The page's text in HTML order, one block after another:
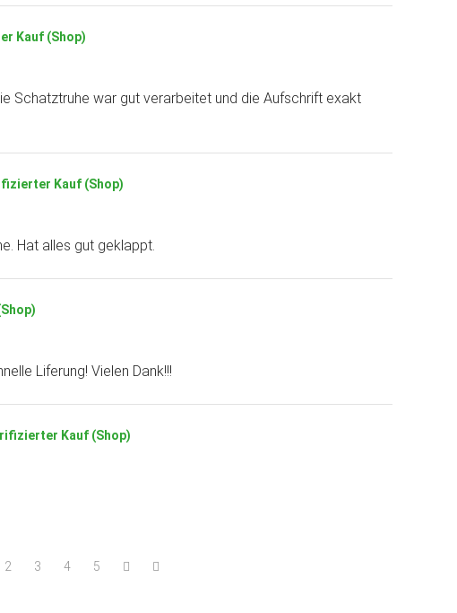
Kauf (Shop)
Schatztruhe war gut verarbeitet und die Aufschrift exakt
Kauf (Shop)
Hat alles gut geklappt.
Liferung! Vielen Dank!!!
Kauf (Shop)
2 3 4 5